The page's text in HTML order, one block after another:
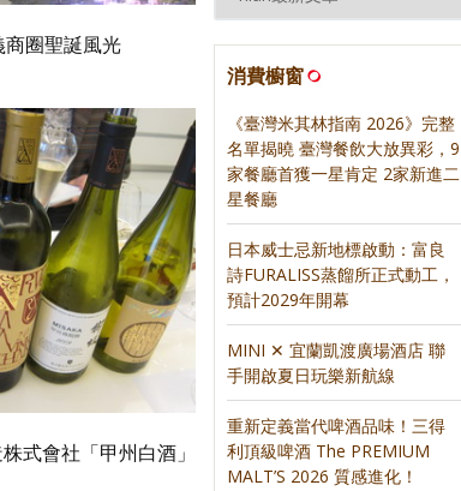
商圈聖誕風光
式會社「甲州白酒」
消費櫥窗
《臺灣米其林指南 2026》完整
名單揭曉 臺灣餐飲大放異彩，9
家餐廳首獲一星肯定 2家新進二
星餐廳
日本威士忌新地標啟動：富良
詩FURALISS蒸餾所正式動工，
預計2029年開幕
MINI ✕ 宜蘭凱渡廣場酒店 聯
手開啟夏日玩樂新航線
重新定義當代啤酒品味！三得
利頂級啤酒 The PREMIUM
MALT’S 2026 質感進化！